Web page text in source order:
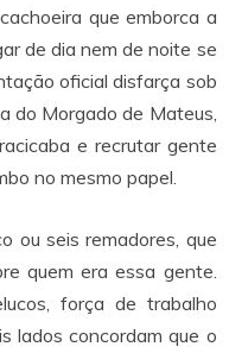
que emborca a
de dia nem de noite se
oficial disfarça sob
do Morgado de Mateus,
e recrutar gente
no mesmo papel.
ou seis remadores, que
quem era essa gente.
força de trabalho
lados concordam que o